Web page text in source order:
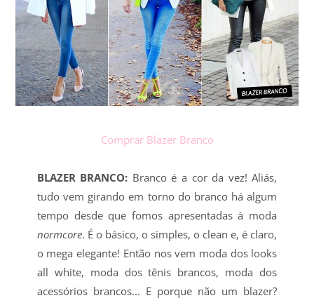
Comprar Blazer Branco
BLAZER BRANCO: Branco é a cor da vez! Aliás,
tudo vem girando em torno do branco há algum
tempo desde que fomos apresentadas à moda
normcore. É o básico, o simples, o clean e, é claro,
o mega elegante! Então nos vem moda dos looks
all white, moda dos tênis brancos, moda dos
acessórios brancos... E porque não um blazer?